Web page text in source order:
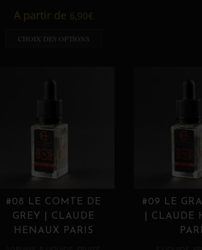
A partir de 6,90€
CHOIX DES OPTIONS
#08 LE COMTE DE
GREY | CLAUDE
HENAUX PARIS
#09 LE
| CLAUDE